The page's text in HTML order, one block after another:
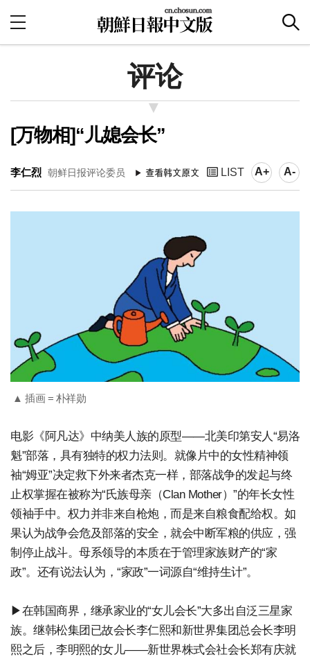
评论
[万物相]“儿媳会长”
李仁烈 朝鲜日报评论委员 LIST A+ A-
▲ 插画 = 朴祥勋
电影《阿凡达》中纳美人族的原型——北美印第安人“易洛
魁”部落，具有独特的权力法则。就像片中的女性精神领
袖“姆亚”决定救下外来者杰克一样，部落战争的发起与终
止权掌握在被称为“氏族母亲（Clan Mother）”的年长女性
领袖手中。权力并非来自枪炮，而是来自粮食配给权。如
果认为战争会危及部落的安全，就会中断军粮的供应，强
制停止战斗。母系领导的本质在于管理家族财产的“家
政”。还有说法认为，“家政”一词源自“维持生计”。
▶在韩国商界，继承家业的“女儿会长”大多出自泛三星家
族。继韩松集团已故会长李仁熙和新世界集团总会长李明
熙之后，李明熙的女儿——新世界株式会社会长郑有庆就